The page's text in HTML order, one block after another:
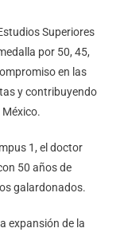
Superiores
por 50, 45,
en las
y contribuyendo
1, el doctor
50 años de
galardonados.
expansión de la